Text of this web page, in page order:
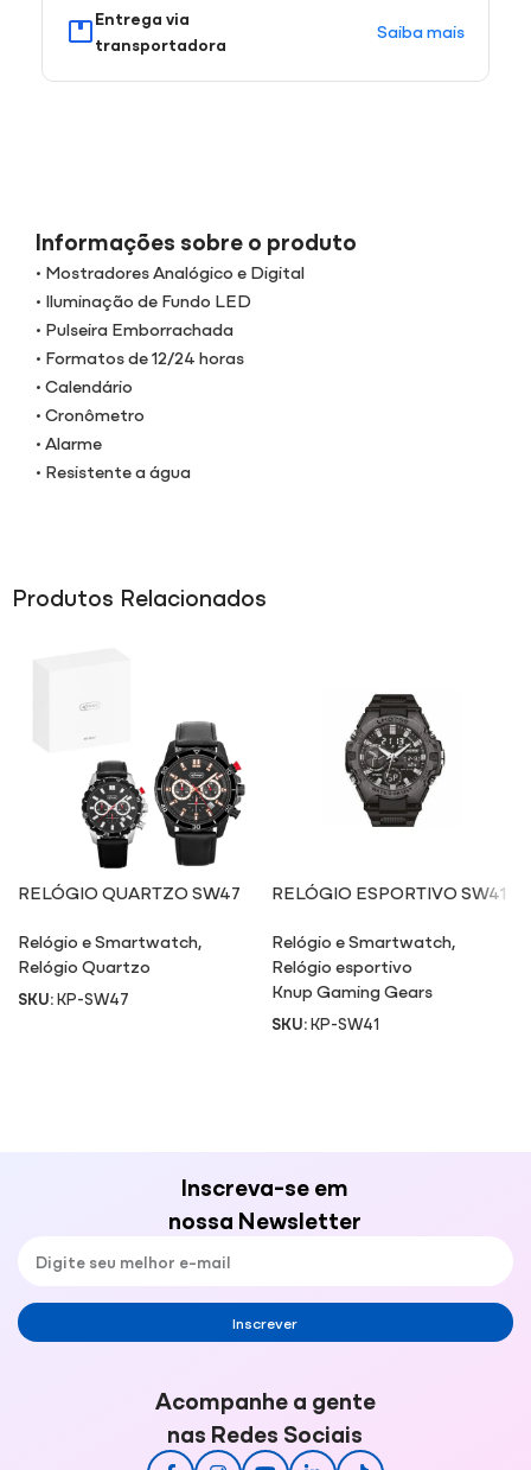
Entrega via
transportadora
Saiba mais
Informações sobre o produto
• Mostradores Analógico e Digital
• Iluminação de Fundo LED
• Pulseira Emborrachada
• Formatos de 12/24 horas
• Calendário
• Cronômetro
• Alarme
• Resistente a água
Produtos Relacionados
RELÓGIO QUARTZO SW47
Relógio e Smartwatch,
Relógio Quartzo
SKU:KP-SW47
RELÓGIO ESPORTIVO SW41
Relógio e Smartwatch,
Relógio esportivo
Knup Gaming Gears
SKU:KP-SW41
Inscreva-se em
nossa Newsletter
Inscrever
Acompanhe a gente
nas Redes Sociais